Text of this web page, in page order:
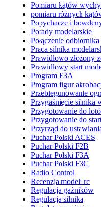
Pomiaru kątów
pomiaru różnych
Popychacze i
Porady modelarskie
Połączenie odbiornika
Praca silnika
Prawidłowo złożony
Prawidłowy start
Program F3A
Program figur
Przebiegunowanie
Przygaśnięcie silnika
Przygotowanie do
Przygotowanie do
Przyrząd do
Puchar Polski ACES
Puchar Polski F2B
Puchar Polski F3A
Puchar Polski F3C
Radio Control
Recenzja modeli rc
Regulacja gaźników
Regulacja silnika